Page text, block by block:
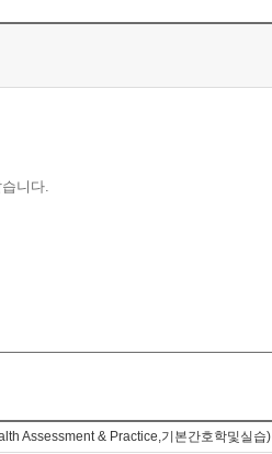
니다.
Assessment & Practice,기본간호학및실습)